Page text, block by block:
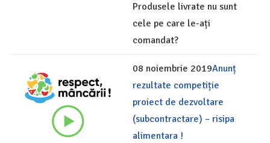
Produsele livrate nu sunt
cele pe care le-ați
comandat?
08 noiembrie 2019Anunț
rezultate competiție
proiect de dezvoltare
(subcontractare) – risipa
alimentara !